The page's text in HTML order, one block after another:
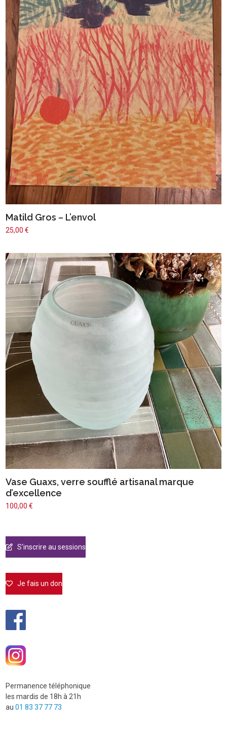
Matild Gros – L’envol
25,00€
Vase Guaxs, verre soufflé artisanal marque
d’excellence
100,00€
S'inscrire au sessions
Je fais un don
Permanence téléphonique
les mardis de 18h à 21h
au01 83 37 77 73